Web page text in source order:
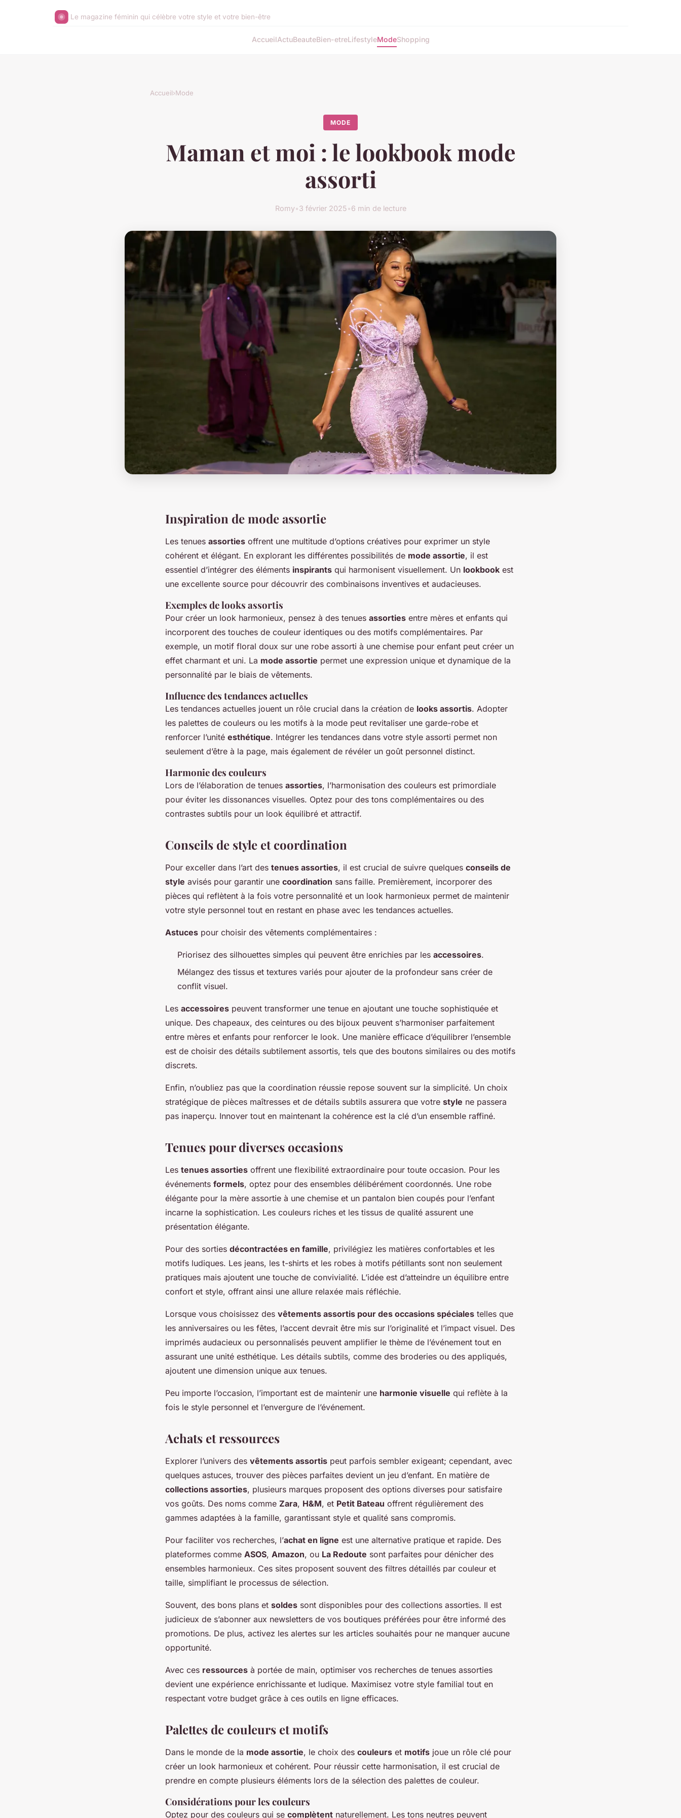
Le magazine féminin qui célèbre votre style et votre bien-être
AccueilActuBeauteBien-etreLifestyleModeShopping
Accueil›Mode
MODE
Maman et moi : le lookbook mode
assorti
Romy•3 février 2025•6 min de lecture
Inspiration de mode assortie
Les tenues assorties offrent une multitude d’options créatives pour exprimer un style
cohérent et élégant. En explorant les différentes possibilités de mode assortie, il est
essentiel d’intégrer des éléments inspirants qui harmonisent visuellement. Un lookbook est
une excellente source pour découvrir des combinaisons inventives et audacieuses.
Exemples de looks assortis
Pour créer un look harmonieux, pensez à des tenues assorties entre mères et enfants qui
incorporent des touches de couleur identiques ou des motifs complémentaires. Par
exemple, un motif floral doux sur une robe assorti à une chemise pour enfant peut créer un
effet charmant et uni. La mode assortie permet une expression unique et dynamique de la
personnalité par le biais de vêtements.
Influence des tendances actuelles
Les tendances actuelles jouent un rôle crucial dans la création de looks assortis. Adopter
les palettes de couleurs ou les motifs à la mode peut revitaliser une garde-robe et
renforcer l’unité esthétique. Intégrer les tendances dans votre style assorti permet non
seulement d’être à la page, mais également de révéler un goût personnel distinct.
Harmonie des couleurs
Lors de l’élaboration de tenues assorties, l’harmonisation des couleurs est primordiale
pour éviter les dissonances visuelles. Optez pour des tons complémentaires ou des
contrastes subtils pour un look équilibré et attractif.
Conseils de style et coordination
Pour exceller dans l’art des tenues assorties, il est crucial de suivre quelques conseils de
style avisés pour garantir une coordination sans faille. Premièrement, incorporer des
pièces qui reflètent à la fois votre personnalité et un look harmonieux permet de maintenir
votre style personnel tout en restant en phase avec les tendances actuelles.
Astuces pour choisir des vêtements complémentaires :
Priorisez des silhouettes simples qui peuvent être enrichies par les accessoires.
Mélangez des tissus et textures variés pour ajouter de la profondeur sans créer de
conflit visuel.
Les accessoires peuvent transformer une tenue en ajoutant une touche sophistiquée et
unique. Des chapeaux, des ceintures ou des bijoux peuvent s’harmoniser parfaitement
entre mères et enfants pour renforcer le look. Une manière efficace d’équilibrer l’ensemble
est de choisir des détails subtilement assortis, tels que des boutons similaires ou des motifs
discrets.
Enfin, n’oubliez pas que la coordination réussie repose souvent sur la simplicité. Un choix
stratégique de pièces maîtresses et de détails subtils assurera que votre style ne passera
pas inaperçu. Innover tout en maintenant la cohérence est la clé d’un ensemble raffiné.
Tenues pour diverses occasions
Les tenues assorties offrent une flexibilité extraordinaire pour toute occasion. Pour les
événements formels, optez pour des ensembles délibérément coordonnés. Une robe
élégante pour la mère assortie à une chemise et un pantalon bien coupés pour l’enfant
incarne la sophistication. Les couleurs riches et les tissus de qualité assurent une
présentation élégante.
Pour des sorties décontractées en famille, privilégiez les matières confortables et les
motifs ludiques. Les jeans, les t-shirts et les robes à motifs pétillants sont non seulement
pratiques mais ajoutent une touche de convivialité. L’idée est d’atteindre un équilibre entre
confort et style, offrant ainsi une allure relaxée mais réfléchie.
Lorsque vous choisissez des vêtements assortis pour des occasions spéciales telles que
les anniversaires ou les fêtes, l’accent devrait être mis sur l’originalité et l’impact visuel. Des
imprimés audacieux ou personnalisés peuvent amplifier le thème de l’événement tout en
assurant une unité esthétique. Les détails subtils, comme des broderies ou des appliqués,
ajoutent une dimension unique aux tenues.
Peu importe l’occasion, l’important est de maintenir une harmonie visuelle qui reflète à la
fois le style personnel et l’envergure de l’événement.
Achats et ressources
Explorer l’univers des vêtements assortis peut parfois sembler exigeant; cependant, avec
quelques astuces, trouver des pièces parfaites devient un jeu d’enfant. En matière de
collections assorties, plusieurs marques proposent des options diverses pour satisfaire
vos goûts. Des noms comme Zara, H&M, et Petit Bateau offrent régulièrement des
gammes adaptées à la famille, garantissant style et qualité sans compromis.
Pour faciliter vos recherches, l’achat en ligne est une alternative pratique et rapide. Des
plateformes comme ASOS, Amazon, ou La Redoute sont parfaites pour dénicher des
ensembles harmonieux. Ces sites proposent souvent des filtres détaillés par couleur et
taille, simplifiant le processus de sélection.
Souvent, des bons plans et soldes sont disponibles pour des collections assorties. Il est
judicieux de s’abonner aux newsletters de vos boutiques préférées pour être informé des
promotions. De plus, activez les alertes sur les articles souhaités pour ne manquer aucune
opportunité.
Avec ces ressources à portée de main, optimiser vos recherches de tenues assorties
devient une expérience enrichissante et ludique. Maximisez votre style familial tout en
respectant votre budget grâce à ces outils en ligne efficaces.
Palettes de couleurs et motifs
Dans le monde de la mode assortie, le choix des couleurs et motifs joue un rôle clé pour
créer un look harmonieux et cohérent. Pour réussir cette harmonisation, il est crucial de
prendre en compte plusieurs éléments lors de la sélection des palettes de couleur.
Considérations pour les couleurs
Optez pour des couleurs qui se complètent naturellement. Les tons neutres peuvent